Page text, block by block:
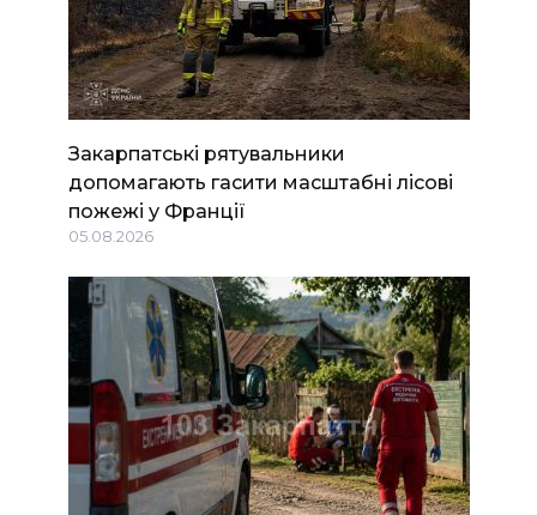
Закарпатські рятувальники
допомагають гасити масштабні лісові
пожежі у Франції
05.08.2026